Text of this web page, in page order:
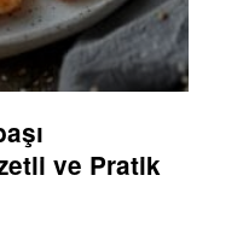
ve Pratik